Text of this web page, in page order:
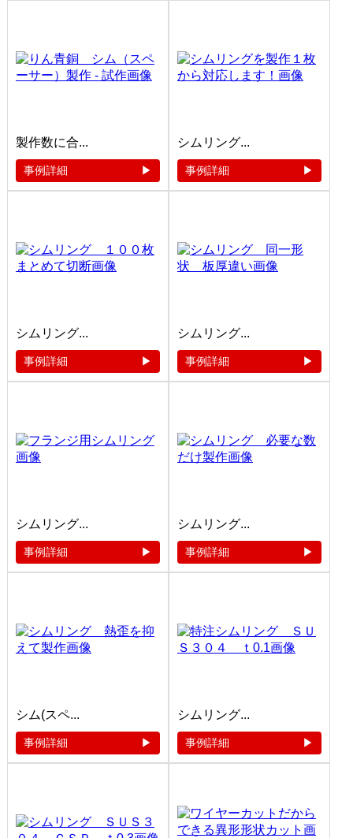
製作数に合...
事例詳細
シムリング...
事例詳細
シムリング...
事例詳細
シムリング...
事例詳細
シムリング...
事例詳細
シムリング...
事例詳細
シム(スペ...
事例詳細
シムリング...
事例詳細